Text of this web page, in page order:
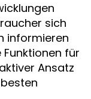
sich
informieren
Funktionen für
Ansatz